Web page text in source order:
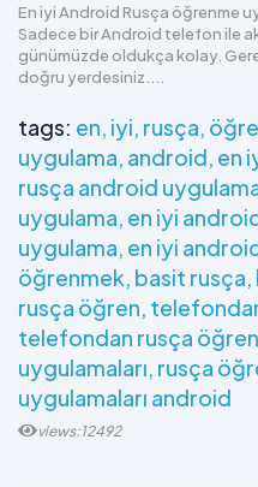
En iyi Android Rusça öğrenme
Sadece bir Android telefon ile
günümüzde oldukça kolay.
doğru yerdesiniz....
tags: en iyi rusça
uygulama android en
rusça android
uygulama en iyi
uygulama en iyi
öğrenmek basit rusça
rusça öğren
telefondan rusça öğren
uygulamaları rusça
uygulamaları android
views:12492